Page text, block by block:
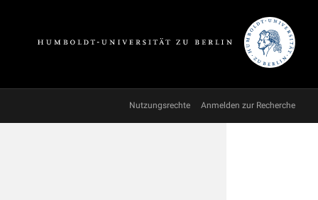
Nutzungsrechte Anmelden zur Recherche